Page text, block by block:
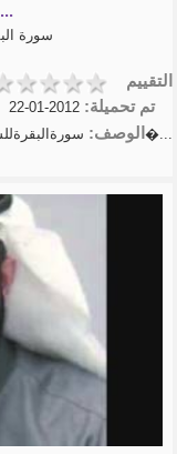
سورة البقرة للشيخ ف...
سورة
التقييم
تم تحميلة: 2012-01-22
الوصف: سورةالبقرةللشيخفهدبنسا�...